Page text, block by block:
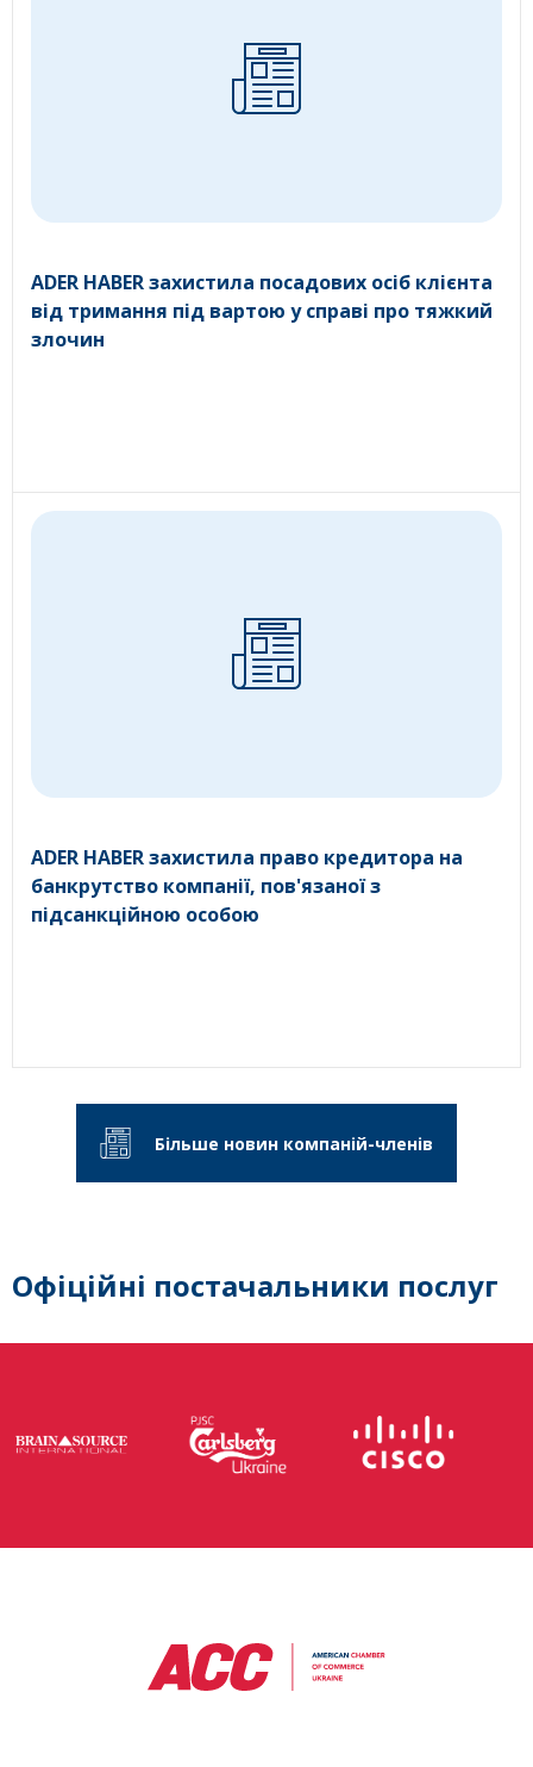
ADER HABER захистила посадових осіб клієнта
від тримання під вартою у справі про тяжкий
злочин
ADER HABER захистила право кредитора на
банкрутство компанії, пов'язаної з
підсанкційною особою
Більше новин компаній-членів
Офіційні постачальники послуг